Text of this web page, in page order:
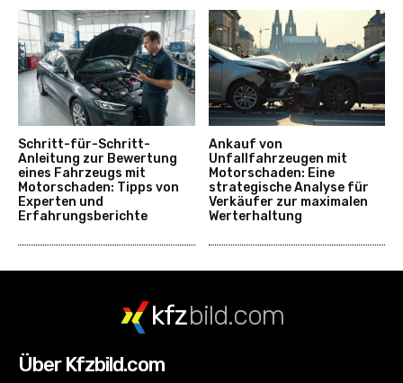
Schritt-für-Schritt-
Anleitung zur Bewertung
eines Fahrzeugs mit
Motorschaden: Tipps von
Experten und
Erfahrungsberichte
Ankauf von
Unfallfahrzeugen mit
Motorschaden: Eine
strategische Analyse für
Verkäufer zur maximalen
Werterhaltung
kfzbild.com
Über Kfzbild.com